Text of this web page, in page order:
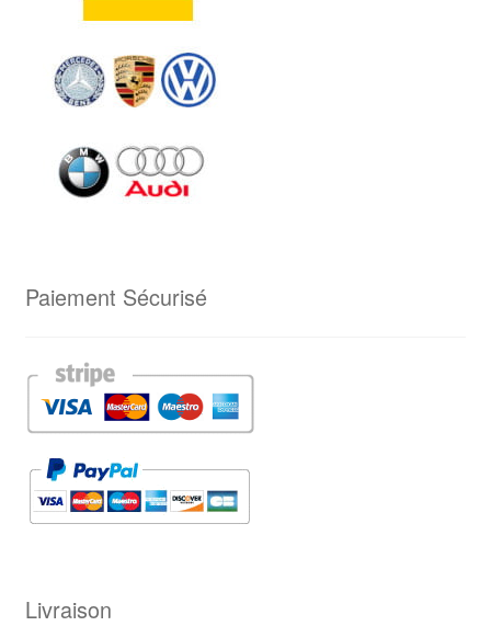
Paiement Sécurisé
Livraison